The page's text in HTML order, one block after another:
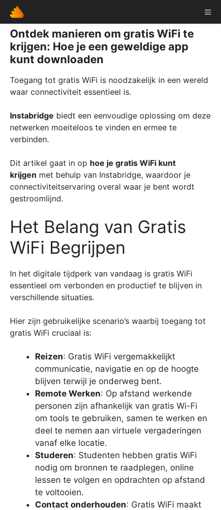
Skip
content
Ontdek manieren om gratis WiFi te
krijgen: Hoe je een geweldige app
kunt downloaden
Toegang tot gratis WiFi is noodzakelijk in een wereld
waar connectiviteit essentieel is.
Instabridge biedt een eenvoudige oplossing om deze
netwerken moeiteloos te vinden en ermee te
verbinden.
Dit artikel gaat in op hoe je gratis WiFi kunt
krijgen met behulp van Instabridge, waardoor je
connectiviteitservaring overal waar je bent wordt
gestroomlijnd.
Het Belang van Gratis
WiFi Begrijpen
In het digitale tijdperk van vandaag is gratis WiFi
essentieel om verbonden en productief te blijven in
verschillende situaties.
Hier zijn gebruikelijke scenario’s waarbij toegang tot
gratis WiFi cruciaal is:
Reizen: Gratis WiFi vergemakkelijkt
communicatie, navigatie en op de hoogte
blijven terwijl je onderweg bent.
Remote Werken: Op afstand werkende
personen zijn afhankelijk van gratis Wi-Fi
om tools te gebruiken, samen te werken en
deel te nemen aan virtuele vergaderingen
vanaf elke locatie.
Studeren: Studenten hebben gratis WiFi
nodig om bronnen te raadplegen, online
lessen te volgen en opdrachten op afstand
te voltooien.
Contact onderhouden: Gratis WiFi maakt